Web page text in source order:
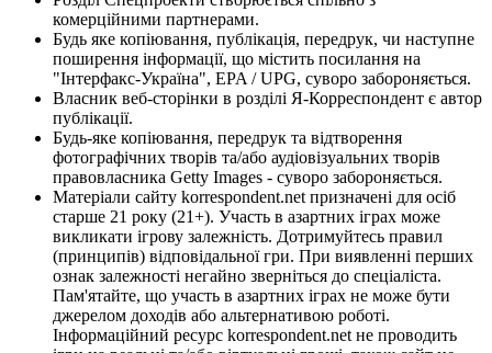
комерційними партнерами.
Будь яке копіювання, публікація, передрук, чи наступне
поширення інформації, що містить посилання на
"Інтерфакс-Україна", EPA / UPG, суворо забороняється.
Власник веб-сторінки в розділі Я-Корреспондент є автор
публікації.
Будь-яке копіювання, передрук та відтворення
фотографічних творів та/або аудіовізуальних творів
правовласника Getty Images - суворо забороняється.
Матеріали сайту korrespondent.net призначені для осіб
старше 21 року (21+). Участь в азартних іграх може
викликати ігрову залежність. Дотримуйтесь правил
(принципів) відповідальної гри. При виявленні перших
ознак залежності негайно зверніться до спеціаліста.
Пам'ятайте, що участь в азартних іграх не може бути
джерелом доходів або альтернативою роботі.
Інформаційний ресурс korrespondent.net не проводить